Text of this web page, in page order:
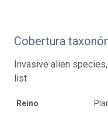
Cobertura
Invasive alien
list
Reino